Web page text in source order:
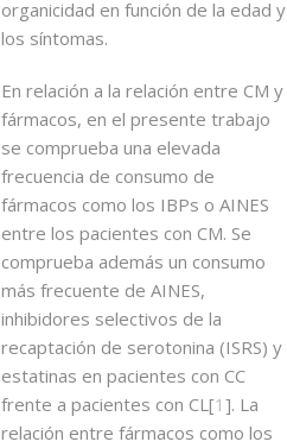
organicidad en función de la edad y
los síntomas.
En relación a la relación entre CM y
fármacos, en el presente trabajo
se comprueba una elevada
frecuencia de consumo de
fármacos como los IBPs o AINES
entre los pacientes con CM. Se
comprueba además un consumo
más frecuente de AINES,
inhibidores selectivos de la
recaptación de serotonina (ISRS) y
estatinas en pacientes con CC
frente a pacientes con CL[1 ]. La
relación entre fármacos como los